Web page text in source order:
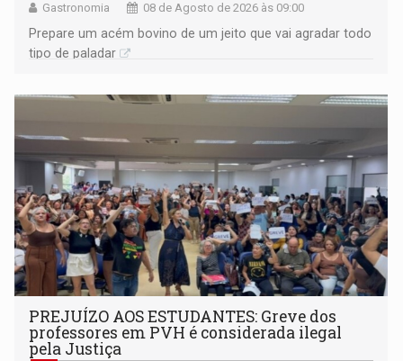
Gastronomia 08 de Agosto de 2026 às 09:00
Prepare um acém bovino de um jeito que vai agradar todo
tipo de paladar
PREJUÍZO AOS ESTUDANTES: Greve dos
professores em PVH é considerada ilegal
pela Justiça